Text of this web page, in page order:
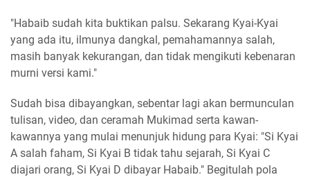
"Habaib sudah kita buktikan palsu. Sekarang Kyai-Kyai
yang ada itu, ilmunya dangkal, pemahamannya salah,
masih banyak kekurangan, dan tidak mengikuti kebenaran
murni versi kami."
Sudah bisa dibayangkan, sebentar lagi akan bermunculan
tulisan, video, dan ceramah Mukimad serta kawan-
kawannya yang mulai menunjuk hidung para Kyai: "Si Kyai
A salah faham, Si Kyai B tidak tahu sejarah, Si Kyai C
diajari orang, Si Kyai D dibayar Habaib." Begitulah pola